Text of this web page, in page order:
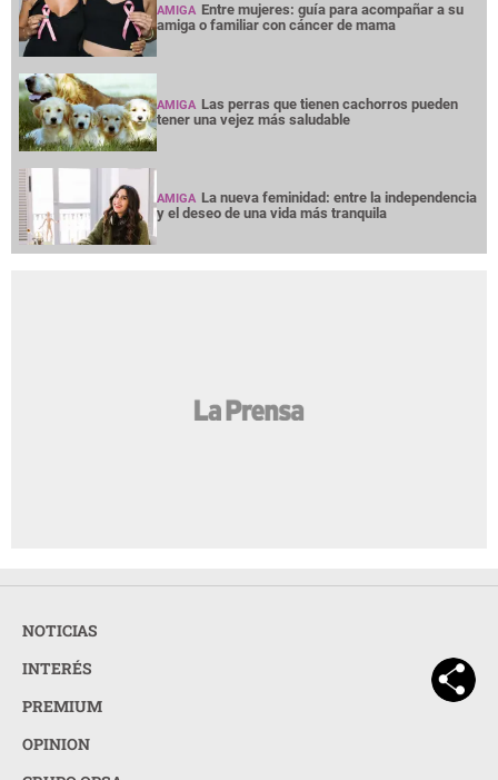
AMIGA Entre mujeres: guía para acompañar a su
amiga o familiar con cáncer de mama
AMIGA Las perras que tienen cachorros pueden
tener una vejez más saludable
AMIGA La nueva feminidad: entre la independencia
y el deseo de una vida más tranquila
NOTICIAS
INTERÉS
PREMIUM
OPINION